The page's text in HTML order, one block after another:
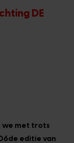
DE
we met trots
editie van